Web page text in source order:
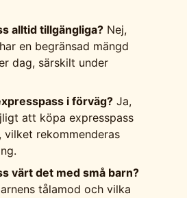
alltid tillgängliga? Nej,
en begränsad mängd
dag, särskilt under
i förväg? Ja,
att köpa expresspass
vilket rekommenderas
värt det med små barn?
tålamod och vilka